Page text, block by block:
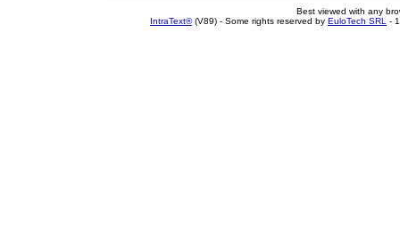
Best viewed with any
IntraText®(V89) - Some rights reserved by EuloTech SRL -